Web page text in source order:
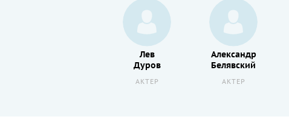
Лев
Дуров
АКТЕР
Александр
Белявский
АКТЕР